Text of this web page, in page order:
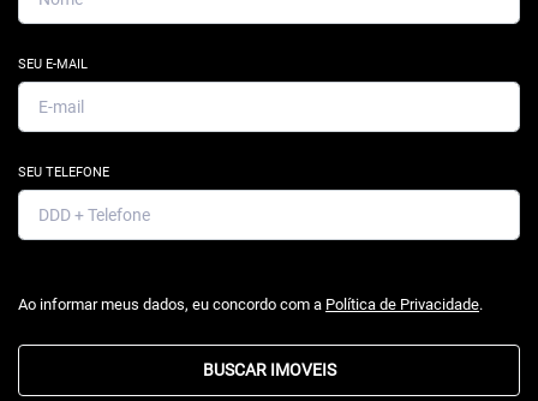
SEU E-MAIL
SEU TELEFONE
Ao informar meus dados, eu concordo com a Política de Privacidade.
BUSCAR IMOVEIS